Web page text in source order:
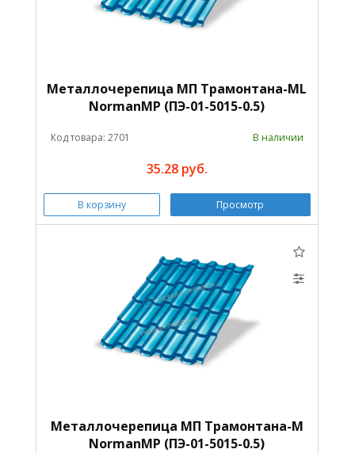
Металлочерепица МП Трамонтана-ML
NormanMP (ПЭ-01-5015-0.5)
Код товара: 2701 В наличии
35.28 руб.
В корзину Просмотр
Металлочерепица МП Трамонтана-M
NormanMP (ПЭ-01-5015-0.5)